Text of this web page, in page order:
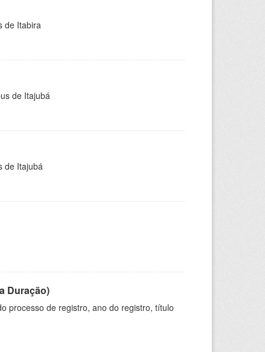
de Itabira
de Itajubá
de Itajubá
Duração)
processo de registro, ano do registro, título